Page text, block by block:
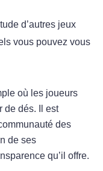
d’autres jeux
vous pouvez vous
où les joueurs
de dés. Il est
des
de ses
qu’il offre.